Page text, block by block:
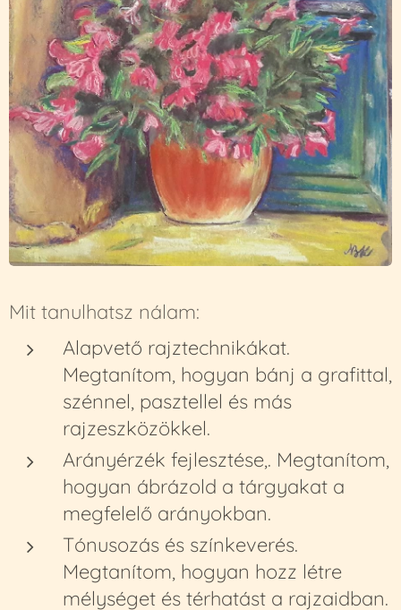
Mit tanulhatsz nálam:
Alapvető rajztechnikákat.
Megtanítom, hogyan bánj a grafittal,
szénnel, pasztellel és más
rajzeszközökkel.
Arányérzék fejlesztése,. Megtanítom,
hogyan ábrázold a tárgyakat a
megfelelő arányokban.
Tónusozás és színkeverés.
Megtanítom, hogyan hozz létre
mélységet és térhatást a rajzaidban.